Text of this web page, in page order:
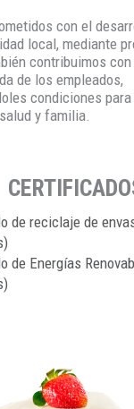
con el
local, mediante
contribuimos
de los empleados,
condiciones
y familia.
de reciclaje de
de Energías